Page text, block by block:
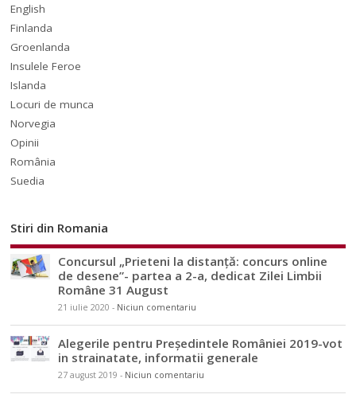
English
Finlanda
Groenlanda
Insulele Feroe
Islanda
Locuri de munca
Norvegia
Opinii
România
Suedia
Stiri din Romania
Concursul „Prieteni la distanță: concurs online
de desene”- partea a 2-a, dedicat Zilei Limbii
Române 31 August
21 iulie 2020 - Niciun comentariu
Alegerile pentru Președintele României 2019-vot
in strainatate, informatii generale
27 august 2019 - Niciun comentariu